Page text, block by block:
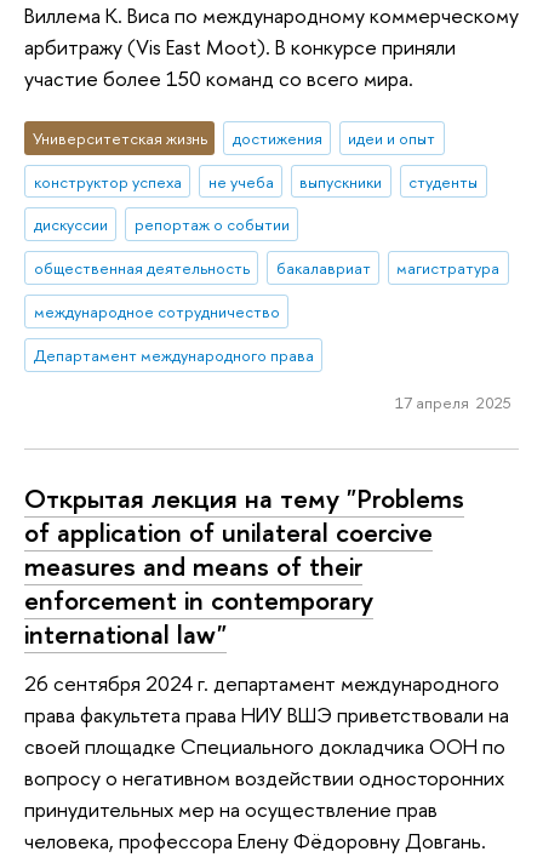
Виллема К. Виса по международному коммерческому
арбитражу (Vis East Moot). В конкурсе приняли
участие более 150 команд со всего мира.
Университетская жизнь достижения
идеи и опыт
конструктор успеха
не учеба выпускники
студенты
дискуссии
репортаж о событии
общественная деятельность
бакалавриат
магистратура
международное сотрудничество
Департамент международного права
17 апреля 2025
Открытая лекция на тему "Problems
of application of unilateral coercive
measures and means of their
enforcement in contemporary
international law"
26 сентября 2024 г. департамент международного
права факультета права НИУ ВШЭ приветствовали на
своей площадке Специального докладчика ООН по
вопросу о негативном воздействии односторонних
принудительных мер на осуществление прав
человека, профессора Елену Фёдоровну Довгань.